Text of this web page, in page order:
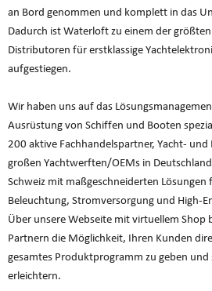
an Bord genommen und komplett in das
Dadurch ist Waterloft zu einem der
Distributoren für erstklassige
aufgestiegen.
Wir haben uns auf das
Ausrüstung von Schiffen und Booten
200 aktive Fachhandelspartner, Yacht-
großen Yachtwerften/OEMs in
Schweiz mit maßgeschneiderten
Beleuchtung, Stromversorgung und High-
Über unsere Webseite mit virtuellem Shop
Partnern die Möglichkeit, Ihren Kunden
gesamtes Produktprogramm zu geben und
erleichtern.